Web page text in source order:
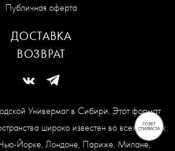
Универмаг в Сибири. Этот формат
широко известен во всех модных
Йорке, Лондоне, Париже, Милане,
Публичная оферта
ДОСТАВКА
ВОЗВРАТ